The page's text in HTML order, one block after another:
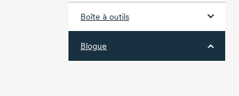
Boîte à outils
Blogue